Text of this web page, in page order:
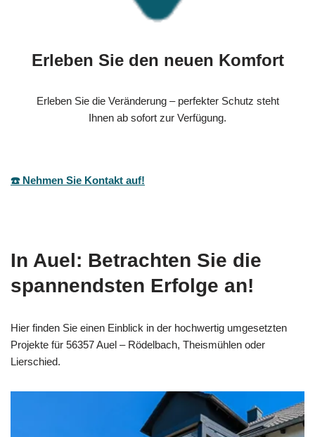
Erleben Sie den neuen Komfort
Erleben Sie die Veränderung – perfekter Schutz steht
Ihnen ab sofort zur Verfügung.
☎️ Nehmen Sie Kontakt auf!
In Auel: Betrachten Sie die
spannendsten Erfolge an!
Hier finden Sie einen Einblick in der hochwertig umgesetzten
Projekte für 56357 Auel – Rödelbach, Theismühlen oder
Lierschied.